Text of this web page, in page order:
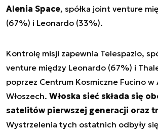
Alenia Space, spółka joint venture
(67%) i Leonardo (33%).
Kontrolę misji zapewnia Telespazio,
venture między Leonardo (67%) i
poprzez Centrum Kosmiczne Fucino w
Włoszech. Włoska sieć składa się
satelitów pierwszej generacji oraz
Wystrzelenia tych ostatnich odbyły